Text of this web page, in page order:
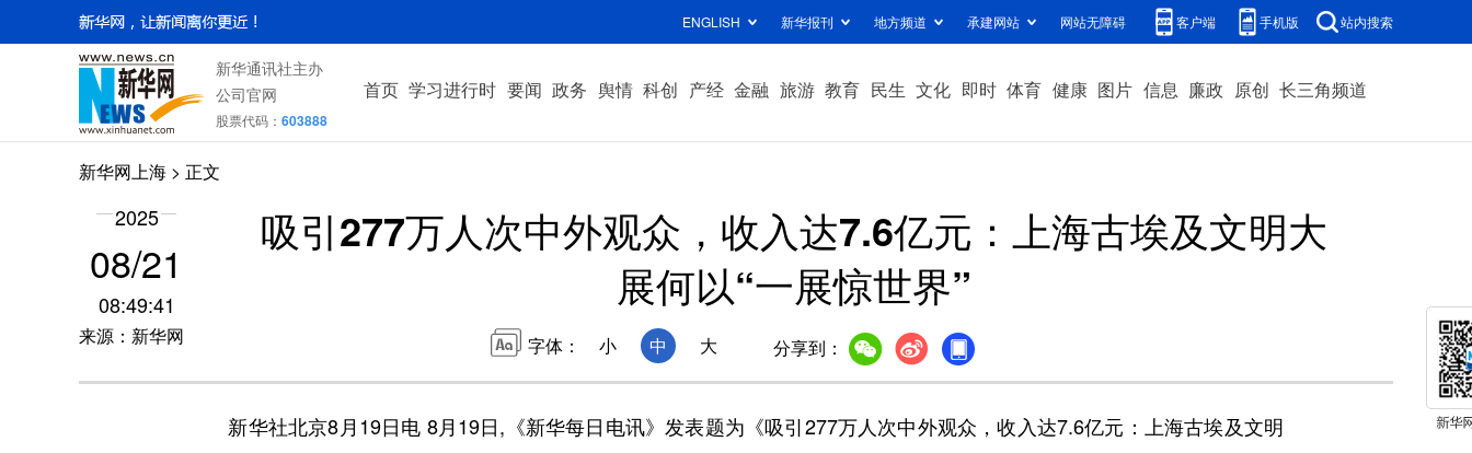
ENGLISH 新华报刊 地方频道 承建网站 网站无障碍 客户端 手机版 站内搜索
新华通讯社主办
公司官网
股票代码： 603888
首页 学习进行时 要闻 政务 舆情 科创 产经 金融 旅游 教育 民生 文化 即时 体育 健康 图片 信息 廉政 原创 长三角频道
新华网上海 > 正文
2025
08/21
08:49:41
来源：新华网
吸引277万人次中外观众，收入达7.6亿元：上海古埃及文明大
展何以“一展惊世界”
字体： 小 中 大 分享到：
新华社北京8月19日电 8月19日,《新华每日电讯》发表题为《吸引277万人次中外观众，收入达7.6亿元：上海古埃及文明